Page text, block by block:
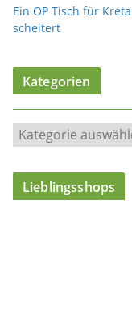
Ein OP Tisch für
scheitert
Kategorien
a
t
Lieblingsshops